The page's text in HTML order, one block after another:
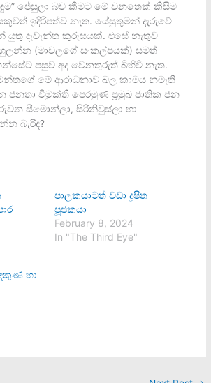
ජේසුලා බව කීමට මේ වනතෙක් කිසිම
ඉදිරිපත්ව නැත. යේසුතුමන් දැරුවේ
යුතු දැවැන්ත කුරුසයක්. එසේ නැතුව
(මාවලගේ සංකල්පයක්) සමත්
පසුව අද වෙනතුරුත් බිහිවී නැත.
මේ ආරාධනාව බල කාමය නමැති
ජනතා විමුක්ති පෙරමුණ ප්‍රමුඛ ජාතික ජන
සීමොන්ලා, සිරිනිවුස්ලා හා
බැරිද?
පාලකයාටත් වඩා දූෂිත
පූජකයා
February 8, 2024
In "The Third Eye"
හා